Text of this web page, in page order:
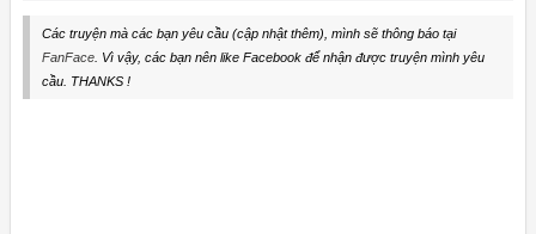
Các truyện mà các bạn yêu cầu (cập nhật thêm), mình sẽ thông báo tại
FanFace. Vì vậy, các bạn nên like Facebook để nhận được truyện mình yêu
cầu. THANKS !